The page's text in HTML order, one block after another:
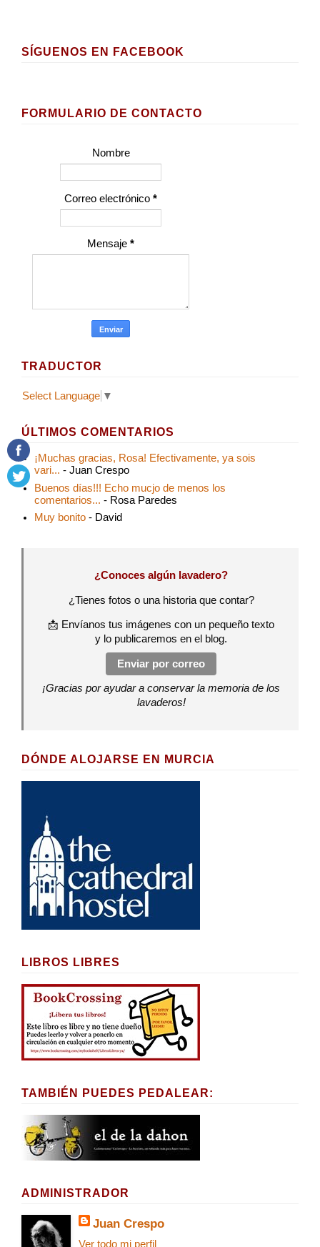
SÍGUENOS EN FACEBOOK
FORMULARIO DE CONTACTO
Nombre
Correo electrónico *
Mensaje *
TRADUCTOR
Select Language ▼
ÚLTIMOS COMENTARIOS
¡Muchas gracias, Rosa! Efectivamente, ya sois
vari... - Juan Crespo
Buenos días!!! Echo mucjo de menos los
comentarios... - Rosa Paredes
Muy bonito - David
¿Conoces algún lavadero?
¿Tienes fotos o una historia que contar?
📩 Envíanos tus imágenes con un pequeño texto
y lo publicaremos en el blog.
Enviar por correo
¡Gracias por ayudar a conservar la memoria de los
lavaderos!
DÓNDE ALOJARSE EN MURCIA
LIBROS LIBRES
TAMBIÉN PUEDES PEDALEAR:
ADMINISTRADOR
Juan Crespo
Ver todo mi perfil